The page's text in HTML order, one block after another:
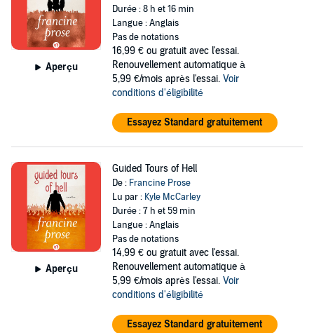
Aperçu
Durée : 8 h et 16 min
Langue : Anglais
Pas de notations
16,99 € ou gratuit avec l'essai.
Renouvellement automatique à
5,99 €/mois après l'essai. Voir
conditions d'éligibilité
Essayez Standard gratuitement
Aperçu
Guided Tours of Hell
De : Francine Prose
Lu par : Kyle McCarley
Durée : 7 h et 59 min
Langue : Anglais
Pas de notations
14,99 € ou gratuit avec l'essai.
Renouvellement automatique à
5,99 €/mois après l'essai. Voir
conditions d'éligibilité
Essayez Standard gratuitement